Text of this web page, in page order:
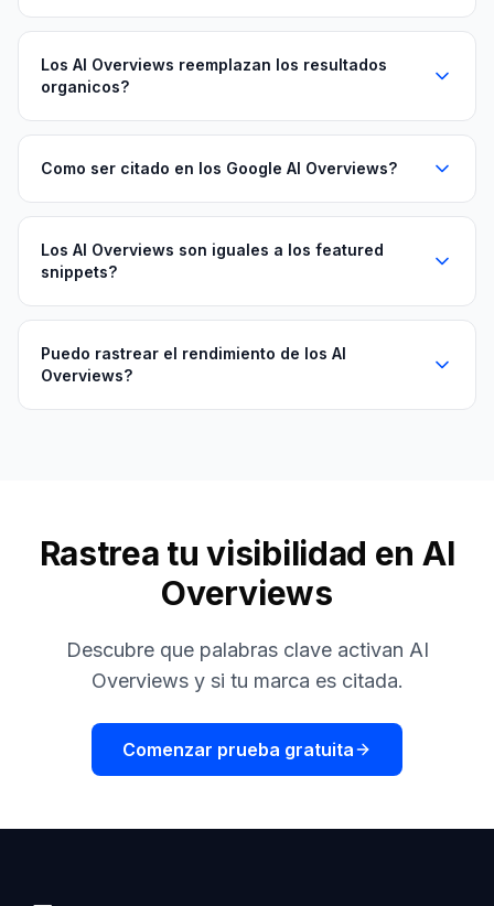
Los AI Overviews reemplazan los resultados
organicos?
Como ser citado en los Google AI Overviews?
Los AI Overviews son iguales a los featured
snippets?
Puedo rastrear el rendimiento de los AI
Overviews?
Rastrea tu visibilidad en AI
Overviews
Descubre que palabras clave activan AI
Overviews y si tu marca es citada.
Comenzar prueba gratuita